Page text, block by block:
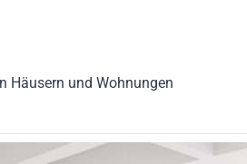
Häusern und Wohnungen